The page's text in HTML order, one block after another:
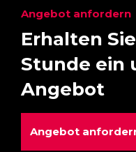
Angebot anfordern
Erhalten
Stunde ein
Angebot
Angebot